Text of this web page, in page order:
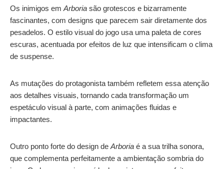
Os inimigos em Arboria são grotescos e bizarramente
fascinantes, com designs que parecem sair diretamente dos
pesadelos. O estilo visual do jogo usa uma paleta de cores
escuras, acentuada por efeitos de luz que intensificam o clima
de suspense.
As mutações do protagonista também refletem essa atenção
aos detalhes visuais, tornando cada transformação um
espetáculo visual à parte, com animações fluidas e
impactantes.
Outro ponto forte do design de Arboria é a sua trilha sonora,
que complementa perfeitamente a ambientação sombria do